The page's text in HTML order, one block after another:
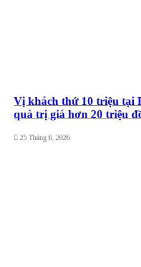
Vị khách thứ 10 triệu tại
quà trị giá hơn 20 triệu
25 Tháng 6, 2026